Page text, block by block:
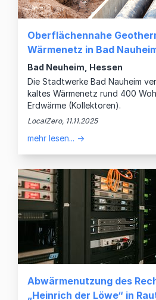
Oberflächennahe
Wärmenetz in Bad
Bad Neuheim, Hessen
Die Stadtwerke Bad Nauheim
kaltes Wärmenetz rund 400
Erdwärme (Kollektoren).
LocalZero, 11.11.2025
mehr lesen... →
Abwärmenutzung des
„Heinrich der Löwe“ in